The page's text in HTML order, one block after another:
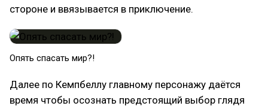
стороне и ввязывается в приключение.
Опять спасать мир?!
Далее по Кемпбеллу главному персонажу даётся
время чтобы осознать предстоящий выбор глядя